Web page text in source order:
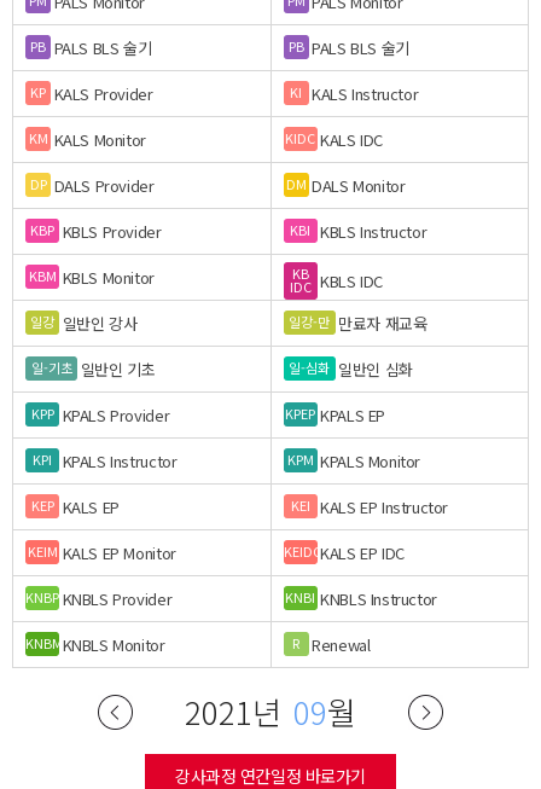
PB PALS BLS 술기 PB PALS BLS 술기
KP KALS Provider KI KALS Instructor
KM KALS Monitor KIDC KALS IDC
DP DALS Provider DM DALS Monitor
KBP KBLS Provider KBI KBLS Instructor
KBM KBLS Monitor KB
IDC KBLS IDC
일강 일반인 강사 일강-만 만료자 재교육
일-기초 일반인 기초 일-심화 일반인 심화
KPP KPALS Provider KPEP KPALS EP
KPI KPALS Instructor KPM KPALS Monitor
KEP KALS EP KEI KALS EP Instructor
KEIM KALS EP Monitor KEIDCKALS EP IDC
KNBPKNBLS Provider KNBI KNBLS Instructor
KNBMKNBLS Monitor R Renewal
2021년 09월
강사과정 연간일정 바로가기